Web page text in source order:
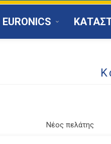
EURONICS
Νέος πελάτης